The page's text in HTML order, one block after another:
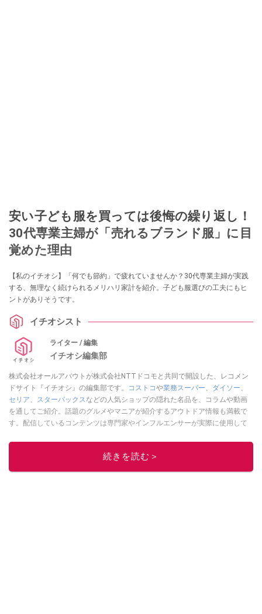
安い子ども服を買っては後悔の繰り返し！
30代専業主婦が「売れるブランド服」に目
覚めた理由
【私のイチオシ】「何でも節約」で疲れていませんか？30代専業主婦が実践
する、無理なく続けられるメリハリ家計を紹介。子ども服選びの工夫にもヒ
ントがありそうです。
イチオシスト
ライター / 編集
イチオシ編集部
株式会社オールアバウトが株式会社NTTドコモと共同で開設した、レコメン
ドサイト『イチオシ』の編集部です。
コストコや業務スーパー、 ダイソー、
セリア、 スターバックスなどの人気ショップの隠れた名品を、コラムや動画
を通してご紹介。話題のグルメやマニアが紹介するアウトドア情報も満載で
す。配信しているコンテンツは専門家やインフルエンサーが実際に使用して
ニュースでフォロー
続きを読む＞